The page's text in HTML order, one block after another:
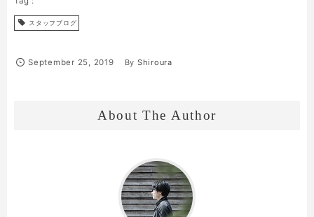
スタッフブログ
September 25 2019 By Shiroura
About The Author